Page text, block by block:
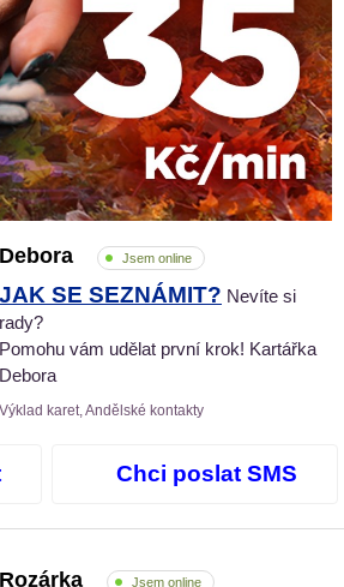
Debora Jsem online
JAK SE SEZNÁMIT? Nevíte si
rady?
Pomohu vám udělat první krok! Kartářka
Debora
Výklad karet, Andělské kontakty
Chci poslat SMS
Rozárka Jsem online